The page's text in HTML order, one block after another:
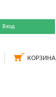
Вход
КОРЗИНА